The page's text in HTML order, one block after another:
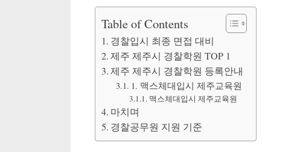
Table of Contents
경찰입시 최종 면접 대비
제주 제주시 경찰학원 TOP 1
제주 제주시 경찰학원 등록안내
1. 맥스체대입시 제주교육원
맥스체대입시 제주교육원
마치며
경찰공무원 지원 기준